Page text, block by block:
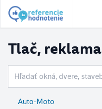
Tlač,
Auto-Moto